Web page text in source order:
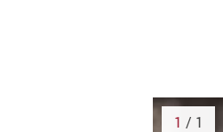
1 / 1